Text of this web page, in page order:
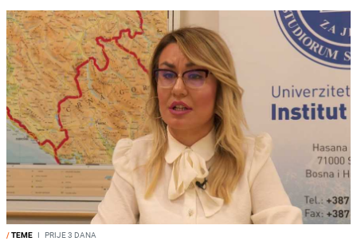
/TEME I PRIJE 3 DANA